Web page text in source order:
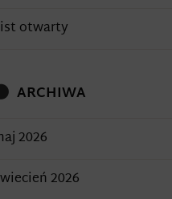
otwarty
ARCHIWA
2026
2026